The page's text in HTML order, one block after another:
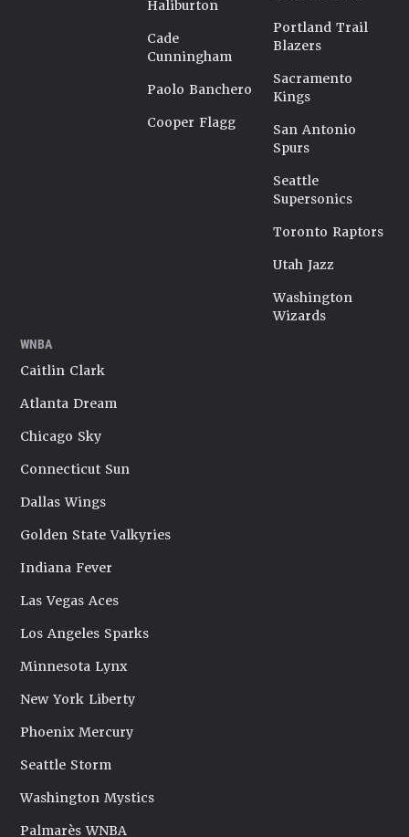
Haliburton
Cade
Cunningham
Paolo Banchero
Cooper Flagg
Portland Trail
Blazers
Sacramento
Kings
San Antonio
Spurs
Seattle
Supersonics
Toronto Raptors
Utah Jazz
Washington
Wizards
WNBA
Caitlin Clark
Atlanta Dream
Chicago Sky
Connecticut Sun
Dallas Wings
Golden State Valkyries
Indiana Fever
Las Vegas Aces
Los Angeles Sparks
Minnesota Lynx
New York Liberty
Phoenix Mercury
Seattle Storm
Washington Mystics
Palmarès WNBA